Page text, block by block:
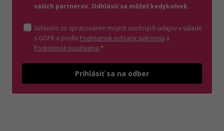
vašich partnerov. Odhlásiť sa môžeš kedykoľvek.
Súhlasím so spracovaním mojich osobných údajov v súlade
s GDPR a podľa Podmienok ochrany súkromia (otvorí sa v novom
a
Podmienok používania(otvorí sa v novom okne)
.*
Prihlásiť sa na odber